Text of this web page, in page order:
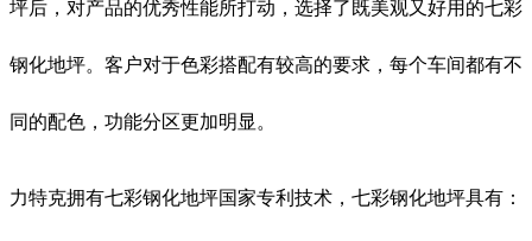
坪后，对产品的优秀性能所打动，选择了既美观又好用的七彩
钢化地坪。客户对于色彩搭配有较高的要求，每个车间都有不
同的配色，功能分区更加明显。
力特克拥有七彩钢化地坪国家专利技术，七彩钢化地坪具有：